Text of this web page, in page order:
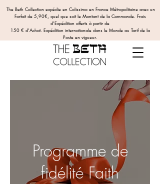
The Beth Collection expédie en Colissimo en France Métropolitaine avec un
Forfait de 5,90€, quel que soit le Montant de la Commande. Frais
d'Expédition offerts à partir de
150 € d'Achat. Expédition internationale dans le Monde au Tarif de la
Poste en vigueur.
Programme de
fidélité Faith